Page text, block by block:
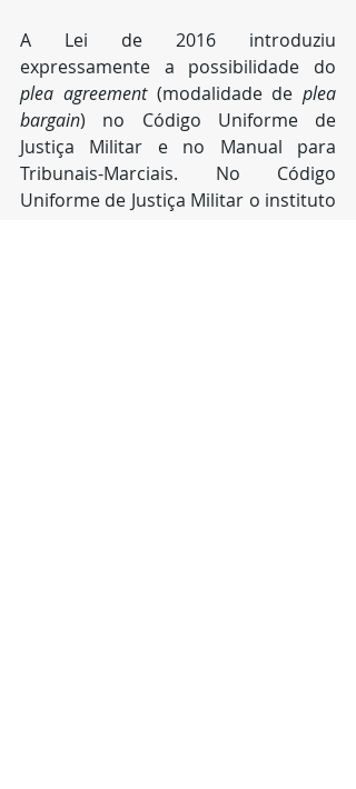
A Lei de 2016 introduziu
plea agreement (modalidade de plea
bargain) no Código Uniforme de
Justiça Militar e no Manual para
Tribunais-Marciais. No Código
Uniforme de Justiça Militar o instituto